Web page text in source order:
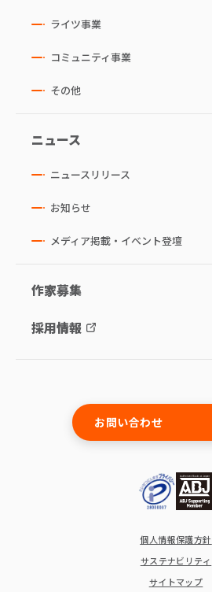
ライツ事業
コミュニティ事業
その他
ニュース
ニュースリリース
お知らせ
メディア掲載・イベント登壇
作家募集
採用情報
お問い合わせ
個人情報保護方針
サステナビリティ
サイトマップ